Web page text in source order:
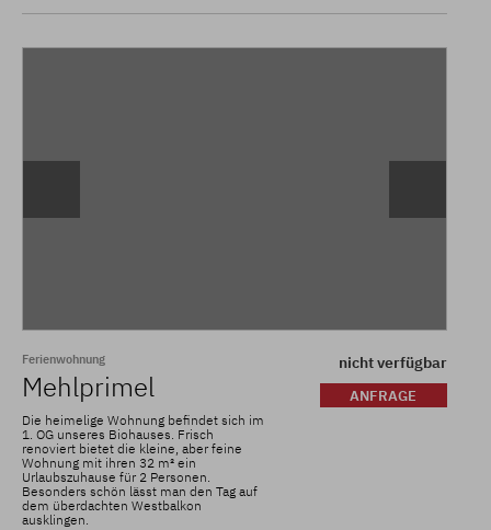
Ferienwohnung
Mehlprimel
Die heimelige Wohnung befindet sich im
1. OG unseres Biohauses. Frisch
renoviert bietet die kleine, aber feine
Wohnung mit ihren 32 m² ein
Urlaubszuhause für 2 Personen.
Besonders schön lässt man den Tag auf
dem überdachten Westbalkon
ausklingen.
nicht verfügbar
ANFRAGE